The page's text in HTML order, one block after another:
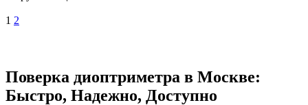
1 2
Поверка диоптриметра в Москве:
Быстро, Надежно, Доступно